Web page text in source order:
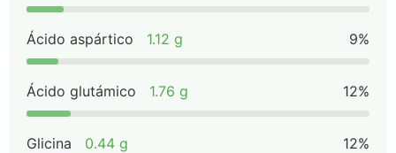
Ácido aspártico 1.12 g 9%
Ácido glutámico 1.76 g 12%
Glicina 0.44 g 12%